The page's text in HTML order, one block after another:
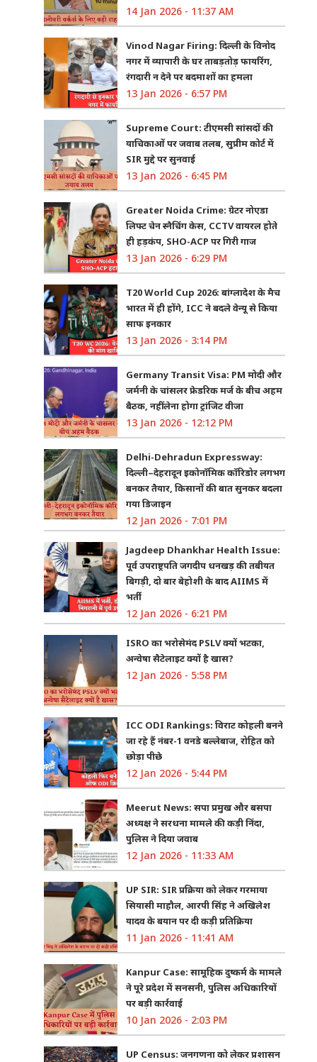
14 Jan 2026 - 11:37 AM
Vinod Nagar Firing: दिल्ली के विनोद
नगर में व्यापारी के घर ताबड़तोड़ फायरिंग,
रंगदारी न देने पर बदमाशों का हमला
13 Jan 2026 - 6:57 PM
Supreme Court: टीएमसी सांसदों की
याचिकाओं पर जवाब तलब, सुप्रीम कोर्ट में
SIR मुद्दे पर सुनवाई
13 Jan 2026 - 6:45 PM
Greater Noida Crime: ग्रेटर नोएडा
लिफ्ट चेन स्नैचिंग केस, CCTV वायरल होते
ही हड़कंप, SHO-ACP पर गिरी गाज
13 Jan 2026 - 6:29 PM
T20 World Cup 2026: बांग्लादेश के मैच
भारत में ही होंगे, ICC ने बदले वेन्यू से किया
साफ इनकार
13 Jan 2026 - 3:14 PM
Germany Transit Visa: PM मोदी और
जर्मनी के चांसलर फ्रेडरिक मर्ज के बीच अहम
बैठक, नहीं लेना होगा ट्रांजिट वीजा
13 Jan 2026 - 12:12 PM
Delhi-Dehradun Expressway:
दिल्ली–देहरादून इकोनॉमिक कॉरिडोर लगभग
बनकर तैयार, किसानों की बात सुनकर बदला
गया डिजाइन
12 Jan 2026 - 7:01 PM
Jagdeep Dhankhar Health Issue:
पूर्व उपराष्ट्रपति जगदीप धनखड़ की तबीयत
बिगड़ी, दो बार बेहोशी के बाद AIIMS में
भर्ती
12 Jan 2026 - 6:21 PM
ISRO का भरोसेमंद PSLV क्यों भटका,
अन्वेषा सैटेलाइट क्यों है खास?
12 Jan 2026 - 5:58 PM
ICC ODI Rankings: विराट कोहली बनने
जा रहे हैं नंबर-1 वनडे बल्लेबाज, रोहित को
छोड़ा पीछे
12 Jan 2026 - 5:44 PM
Meerut News: सपा प्रमुख और बसपा
अध्यक्ष ने सरधना मामले की कड़ी निंदा,
पुलिस ने दिया जवाब
12 Jan 2026 - 11:33 AM
UP SIR: SIR प्रक्रिया को लेकर गरमाया
सियासी माहौल, आरपी सिंह ने अखिलेश
यादव के बयान पर दी कड़ी प्रतिक्रिया
11 Jan 2026 - 11:41 AM
Kanpur Case: सामूहिक दुष्कर्म के मामले
ने पूरे प्रदेश में सनसनी, पुलिस अधिकारियों
पर बड़ी कार्रवाई
10 Jan 2026 - 2:03 PM
UP Census: जनगणना को लेकर प्रशासन